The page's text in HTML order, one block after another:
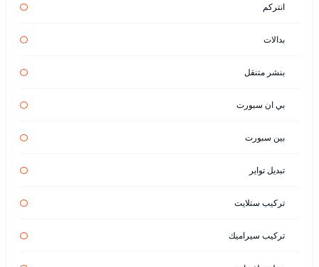
انتركم
بدالات
بنشر متنقل
بي ان سبورت
بين سبورت
تبديل تواير
تركيب ستلايت
تركيب سيراميك